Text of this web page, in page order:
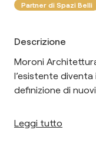
Partner di Spazi Belli
Descrizione
Moroni
l’esistente
definizione di
Leggi tutto